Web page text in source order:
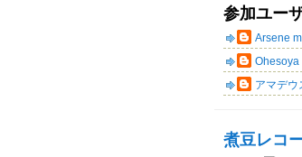
参加ユー
Arsene
Ohesoya
アマデウ
煮豆レコ